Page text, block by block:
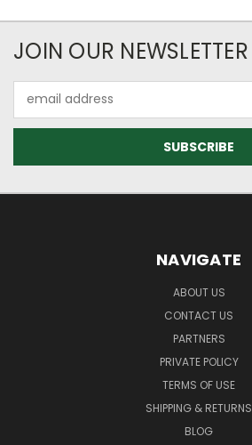
JOIN OUR NEWSLETTER
Address
NAVIGATE
ABOUT US
CONTACT US
PARTNERS
PRIVATE POLICY
TERMS OF USE
SHIPPING & RETURNS
BLOG